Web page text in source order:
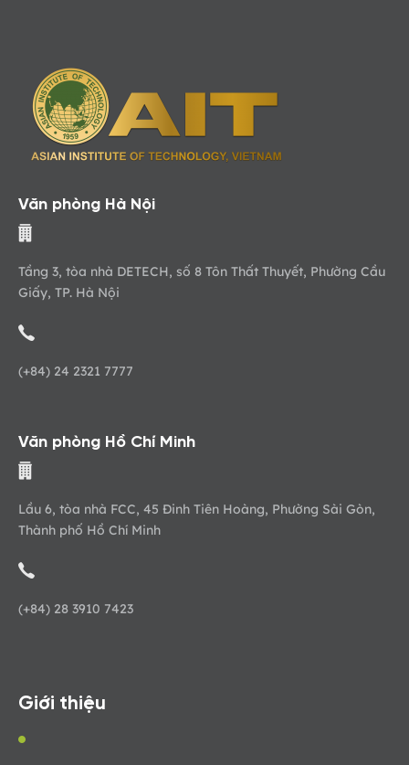
Văn phòng Hà Nội
Tầng 3, tòa nhà DETECH, số 8 Tôn Thất Thuyết, Phường Cầu
Giấy, TP. Hà Nội
(+84) 24 2321 7777
Văn phòng Hồ Chí Minh
Lầu 6, tòa nhà FCC, 45 Đinh Tiên Hoàng, Phường Sài Gòn,
Thành phố Hồ Chí Minh
(+84) 28 3910 7423
Giới thiệu